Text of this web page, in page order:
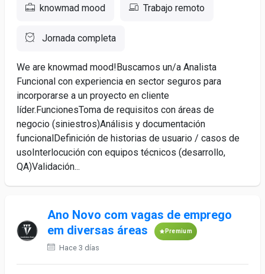
knowmad mood Trabajo remoto
Jornada completa
We are knowmad mood!Buscamos un/a Analista
Funcional con experiencia en sector seguros para
incorporarse a un proyecto en cliente
líder.FuncionesToma de requisitos con áreas de
negocio (siniestros)Análisis y documentación
funcionalDefinición de historias de usuario / casos de
usoInterlocución con equipos técnicos (desarrollo,
QA)Validación...
Ano Novo com vagas de emprego
em diversas áreas
Premium
Hace 3 días